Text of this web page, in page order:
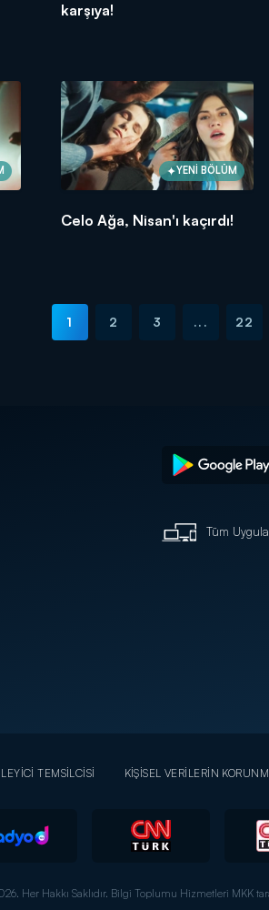
karşıya!
YENİ BÖLÜM
Celo Ağa, Nisan'ı kaçırdı!
1 2 3 ... 22
Tüm
TEMSİLCİSİ KİŞİSEL VERİLERİN
Her Hakkı Saklıdır. Bilgi Toplumu Hizmetleri MKK